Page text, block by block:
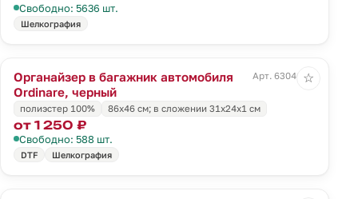
Свободно: 5636 шт.
Шелкография
Органайзер в багажник автомобиля
Ordinare, черный
Арт. 63046.30
полиэстер 100% 86х46 см; в сложении 31x24x1 см
от 1 250 ₽
Свободно: 588 шт.
DTF Шелкография
☆